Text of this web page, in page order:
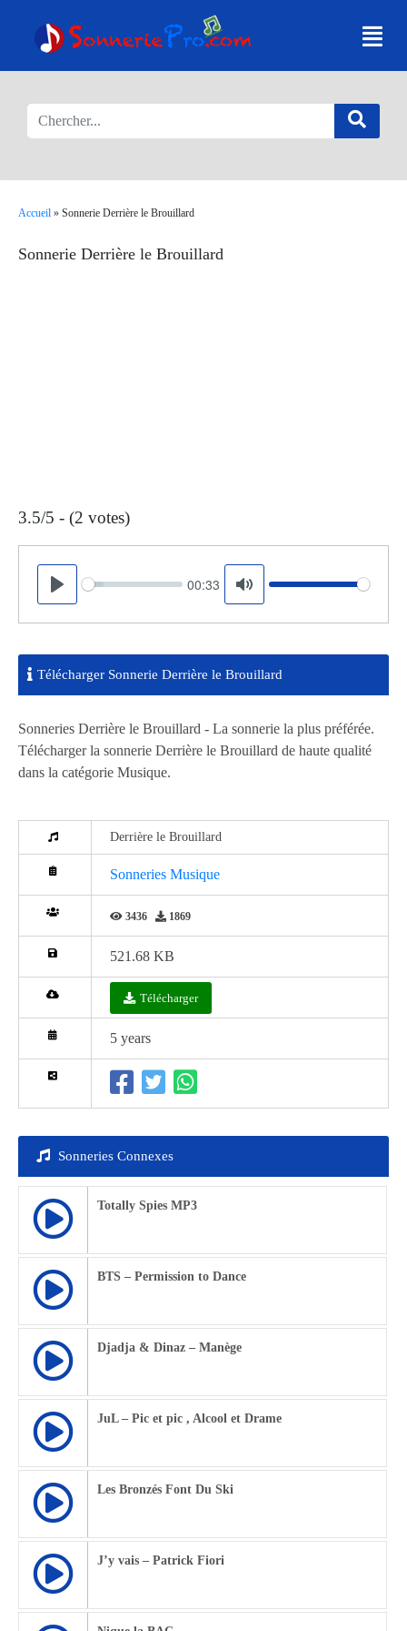
Accueil » Sonnerie Derrière le Brouillard
Sonnerie Derrière le Brouillard
3.5/5 - (2 votes)
Play
Seek 00:33
Mute
Volume
Télécharger Sonnerie Derrière le Brouillard
Sonneries Derrière le Brouillard - La sonnerie la plus préférée.
Télécharger la sonnerie Derrière le Brouillard de haute qualité
dans la catégorie Musique.
Derrière le Brouillard
Sonneries Musique
3436 1869
521.68 KB
Télécharger
5 years
Sonneries Connexes
Totally Spies MP3
BTS – Permission to Dance
Djadja & Dinaz – Manège
JuL – Pic et pic , Alcool et Drame
Les Bronzés Font Du Ski
J’y vais – Patrick Fiori